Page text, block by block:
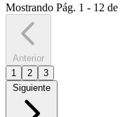
Mostrando Pág. 1 - 12 de
Anterior
1
2
3
Siguiente